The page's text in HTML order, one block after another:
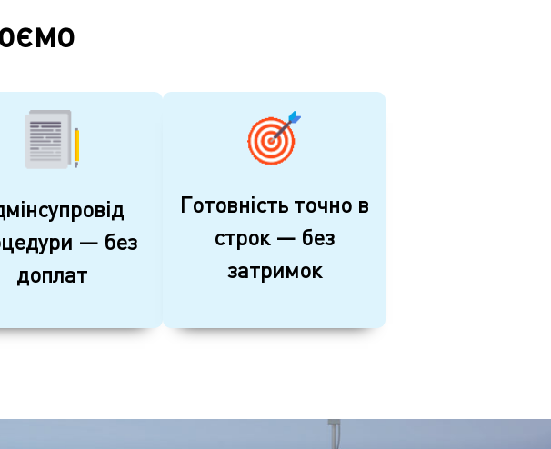
— без
доплат
Готовність точно в
строк — без
затримок